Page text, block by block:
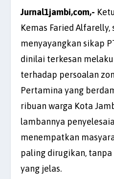
Jurnal1jambi,com,-
Kemas Faried Alfarelly,
menyayangkan sikap
dinilai terkesan
terhadap persoalan
Pertamina yang
ribuan warga Kota
lambannya
menempatkan
paling dirugikan,
yang jelas.